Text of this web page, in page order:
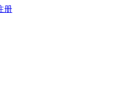
册